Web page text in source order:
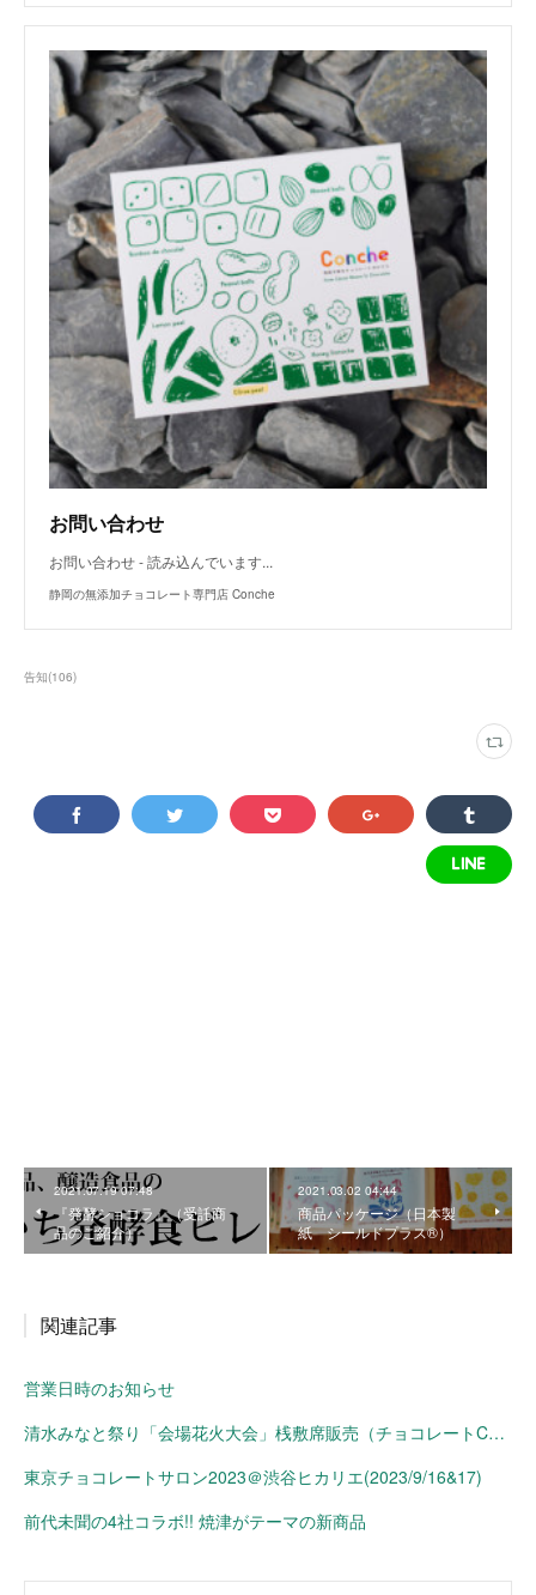
お問い合わせ
お問い合わせ - 読み込んでいます...
静岡の無添加チョコレート専門店 Conche
告知(106)
2021.07.19 07:48
『発酵ショコラ』（受託商
品のご紹介）
2021.03.02 04:44
商品パッケージ（日本製
紙 シールドプラス®）
関連記事
営業日時のお知らせ
清水みなと祭り「会場花火大会」桟敷席販売（チョコレートConche）
東京チョコレートサロン2023＠渋谷ヒカリエ(2023/9/16&17)
前代未聞の4社コラボ!! 焼津がテーマの新商品